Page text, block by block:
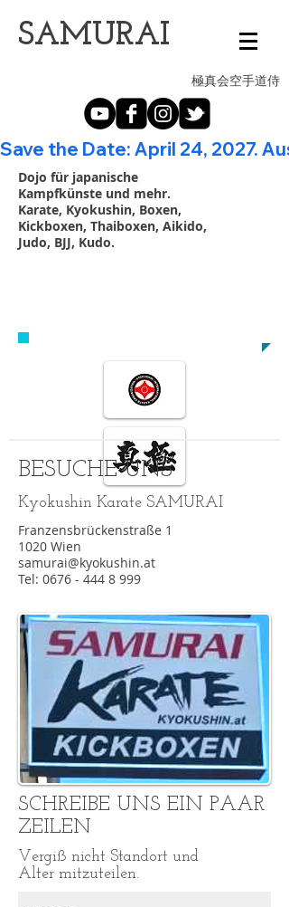
​SAMURAI
極真会空手道侍
Save the Date: April 24,
Dojo für japanische
Kampfkünste und mehr.
Karate, Kyokushin, Boxen,
Kickboxen, Thaiboxen, Aikido,
Judo, BJJ, Kudo.
BESUCHE UNS
Kyokushin Karate SAMURAI
Franzensbrückenstraße 1
1020 Wien
samurai@kyokushin.at
Tel: 0676 - 444 8 999
SCHREIBE UNS EIN PAAR
ZEILEN
Vergiß nicht Standort und
Alter mitzuteilen.